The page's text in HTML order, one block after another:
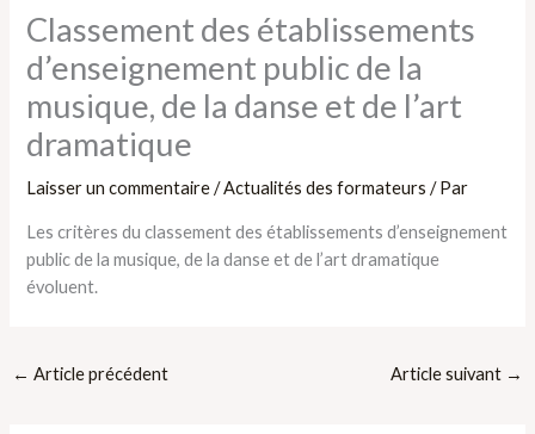
Classement des établissements
d’enseignement public de la
musique, de la danse et de l’art
dramatique
Laisser un commentaire /Actualités des formateurs / Par
Les critères du classement des établissements d’enseignement
public de la musique, de la danse et de l’art dramatique
évoluent.
← Article précédent Article suivant →